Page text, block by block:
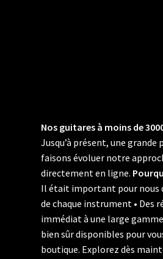
Nos guitares à moins de
Jusqu’à présent, une
faisons évoluer notre
directement en ligne.
Il était important pour nous
de chaque instrument • Des
immédiat à une large
bien sûr disponibles pour
boutique. Explorez dès